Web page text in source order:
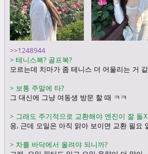
>>1248944
> 테니스복? 골프복?
모르는데 치마가 좀 테니스 더 어울리는 거
> 보통 주말에 타?
그 대신에 그냥 여동생 방문 할 때 ㅋㅋ
> 그래도 주기적으로 교환해야 엔진이 잘 돌
응, 근데 오일은 아직 맑아 보이면 교환 필요
> 차를 바닥에서 올려야 되니까?